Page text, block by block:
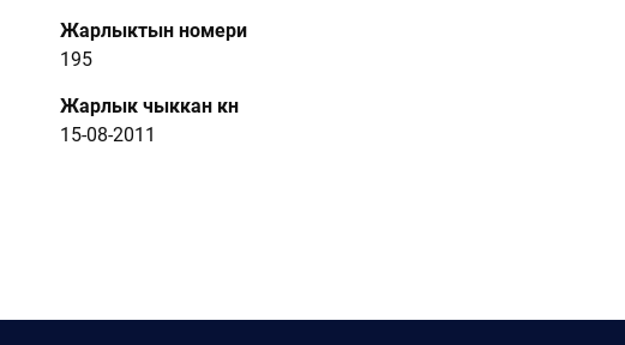
Жарлыктын номери
195
Жарлык чыккан күнү
15-08-2011